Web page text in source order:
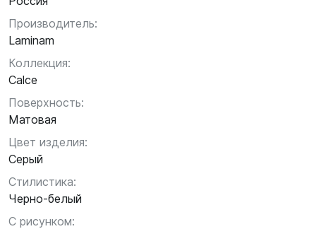
Производитель:
Laminam
Коллекция:
Calce
Поверхность:
Матовая
Цвет изделия:
Серый
Стилистика:
Черно-белый
С рисунком: